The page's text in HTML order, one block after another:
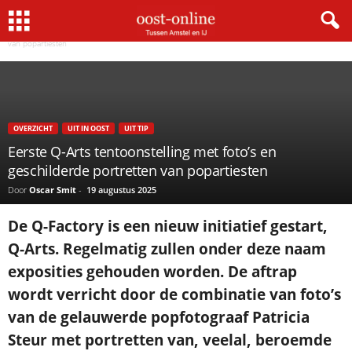
Home
Eerste Q-Arts tentoonstelling met foto’s en geschilderde portretten
van popartiesten
OVERZICHT UIT IN OOST UIT TIP
Eerste Q-Arts tentoonstelling met foto’s en
geschilderde portretten van popartiesten
Door Oscar Smit - 19 augustus 2025
De Q-Factory is een nieuw initiatief gestart,
Q-Arts. Regelmatig zullen onder deze naam
exposities gehouden worden. De aftrap
wordt verricht door de combinatie van foto’s
van de gelauwerde popfotograaf Patricia
Steur met portretten van, veelal, beroemde
×
429 Too Many Requests